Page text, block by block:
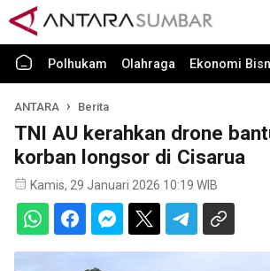
Polhukam Olahraga Ekonomi
ANTARA Berita
TNI AU kerahkan drone
korban longsor di Cisarua
Kamis, 29 Januari 2026 10:19 WIB